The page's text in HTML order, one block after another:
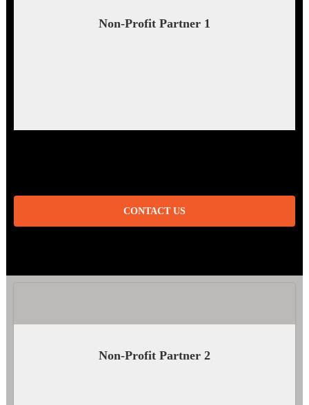
Non-Profit Partner 1
CONTACT US
Non-Profit Partner 2